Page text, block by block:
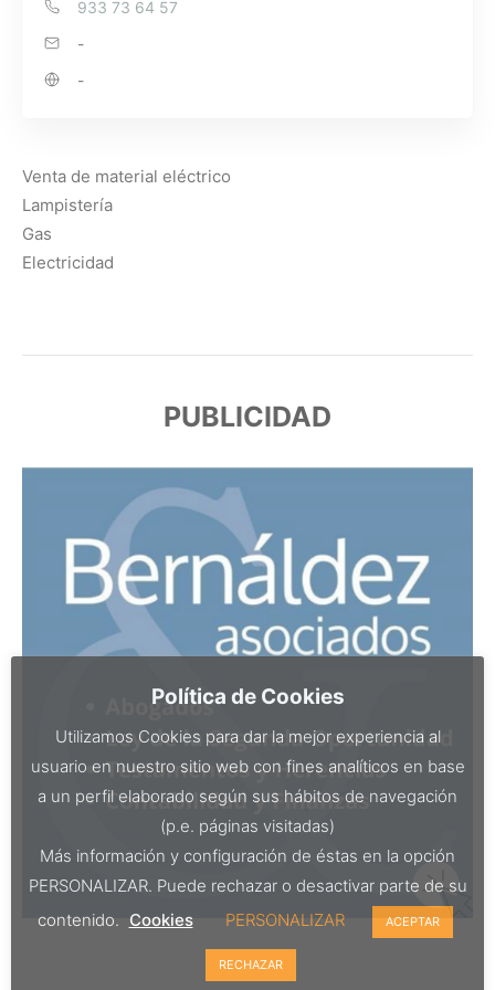
933 73 64 57
-
-
Venta de material eléctrico
Lampistería
Gas
Electricidad
PUBLICIDAD
Política de Cookies
Utilizamos Cookies para dar la mejor experiencia al
usuario en nuestro sitio web con fines analíticos en base
a un perfil elaborado según sus hábitos de navegación
(p.e. páginas visitadas)
Más información y configuración de éstas en la opción
PERSONALIZAR. Puede rechazar o desactivar parte de su
contenido. Cookies PERSONALIZAR ACEPTAR
RECHAZAR